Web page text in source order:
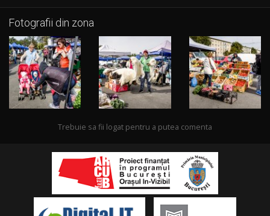
Fotografii din zona
Trebuie sa fii logat pentru a putea comenta